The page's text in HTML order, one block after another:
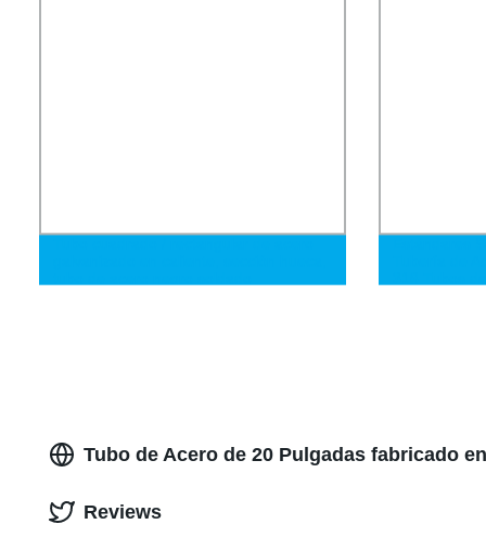
Tubo de Acero de 20 Pulgadas fabricado
Reviews